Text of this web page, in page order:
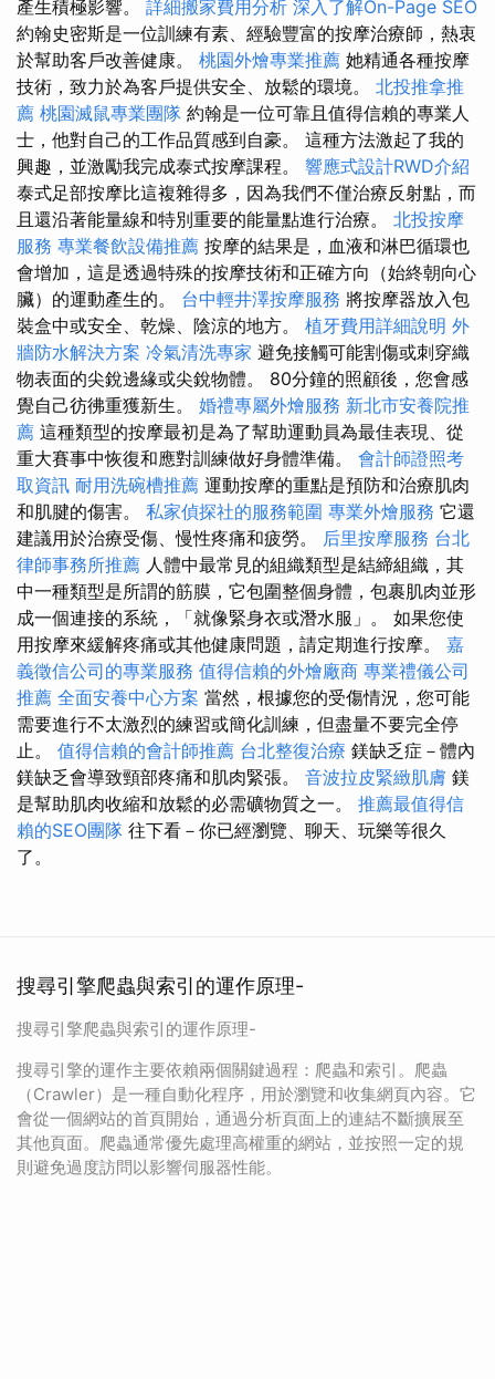
產生積極影響。 詳細搬家費用分析 深入了解On-Page SEO
約翰史密斯是一位訓練有素、經驗豐富的按摩治療師，熱衷
於幫助客戶改善健康。 桃園外燴專業推薦 她精通各種按摩
技術，致力於為客戶提供安全、放鬆的環境。 北投推拿推
薦 桃園滅鼠專業團隊 約翰是一位可靠且值得信賴的專業人
士，他對自己的工作品質感到自豪。 這種方法激起了我的
興趣，並激勵我完成泰式按摩課程。 響應式設計RWD介紹
泰式足部按摩比這複雜得多，因為我們不僅治療反射點，而
且還沿著能量線和特別重要的能量點進行治療。 北投按摩
服務 專業餐飲設備推薦 按摩的結果是，血液和淋巴循環也
會增加，這是透過特殊的按摩技術和正確方向（始終朝向心
臟）的運動產生的。 台中輕井澤按摩服務 將按摩器放入包
裝盒中或安全、乾燥、陰涼的地方。 植牙費用詳細說明 外
牆防水解決方案 冷氣清洗專家 避免接觸可能割傷或刺穿織
物表面的尖銳邊緣或尖銳物體。 80分鐘的照顧後，您會感
覺自己彷彿重獲新生。 婚禮專屬外燴服務 新北市安養院推
薦 這種類型的按摩最初是為了幫助運動員為最佳表現、從
重大賽事中恢復和應對訓練做好身體準備。 會計師證照考
取資訊 耐用洗碗槽推薦 運動按摩的重點是預防和治療肌肉
和肌腱的傷害。 私家偵探社的服務範圍 專業外燴服務 它還
建議用於治療受傷、慢性疼痛和疲勞。 后里按摩服務 台北
律師事務所推薦 人體中最常見的組織類型是結締組織，其
中一種類型是所謂的筋膜，它包圍整個身體，包裹肌肉並形
成一個連接的系統，「就像緊身衣或潛水服」。 如果您使
用按摩來緩解疼痛或其他健康問題，請定期進行按摩。 嘉
義徵信公司的專業服務 值得信賴的外燴廠商 專業禮儀公司
推薦 全面安養中心方案 當然，根據您的受傷情況，您可能
需要進行不太激烈的練習或簡化訓練，但盡量不要完全停
止。 值得信賴的會計師推薦 台北整復治療 鎂缺乏症－體內
鎂缺乏會導致頸部疼痛和肌肉緊張。 音波拉皮緊緻肌膚 鎂
是幫助肌肉收縮和放鬆的必需礦物質之一。 推薦最值得信
賴的SEO團隊 往下看－你已經瀏覽、聊天、玩樂等很久
了。
搜尋引擎爬蟲與索引的運作原理-
搜尋引擎爬蟲與索引的運作原理-
搜尋引擎的運作主要依賴兩個關鍵過程：爬蟲和索引。爬蟲
（Crawler）是一種自動化程序，用於瀏覽和收集網頁內容。它
會從一個網站的首頁開始，通過分析頁面上的連結不斷擴展至
其他頁面。爬蟲通常優先處理高權重的網站，並按照一定的規
則避免過度訪問以影響伺服器性能。